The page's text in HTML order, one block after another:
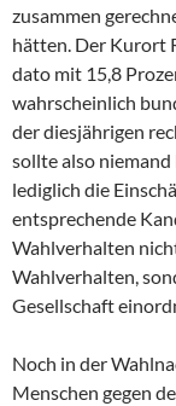
zusammen
hätten. Der Kurort
dato mit 15,8
wahrscheinlich
der diesjährigen
sollte also
lediglich die
entsprechende
Wahlverhalten
Wahlverhalten,
Gesellschaft
Noch in der
Menschen gegen